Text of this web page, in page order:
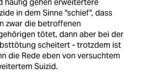
häufig gehen erweitertere
in dem Sinne "schief", dass
zwar die betroffenen
tötet, dann aber bei der
scheitert - trotzdem ist
die Rede eben von versuchtem
Suizid.